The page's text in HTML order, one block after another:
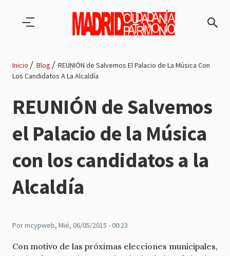
de
navegación
Inicio Blog
REUNIÓN de Salvemos El Palacio de La Música Con
Los Candidatos A La Alcaldía
REUNIÓN de Salvemos
el Palacio de la Música
con los candidatos a la
Alcaldía
Pormcypweb, Mié, 06/05/2015 - 00:23
Con motivo de las próximas elecciones municipales,